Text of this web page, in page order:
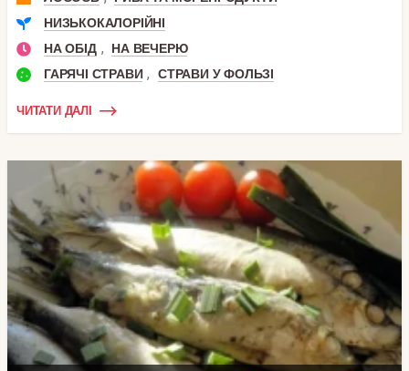
НИЗЬКОКАЛОРІЙНІ
НА ОБІД ,
НА ВЕЧЕРЮ
ГАРЯЧІ СТРАВИ , СТРАВИ У ФОЛЬЗІ
ЧИТАТИ ДАЛІ